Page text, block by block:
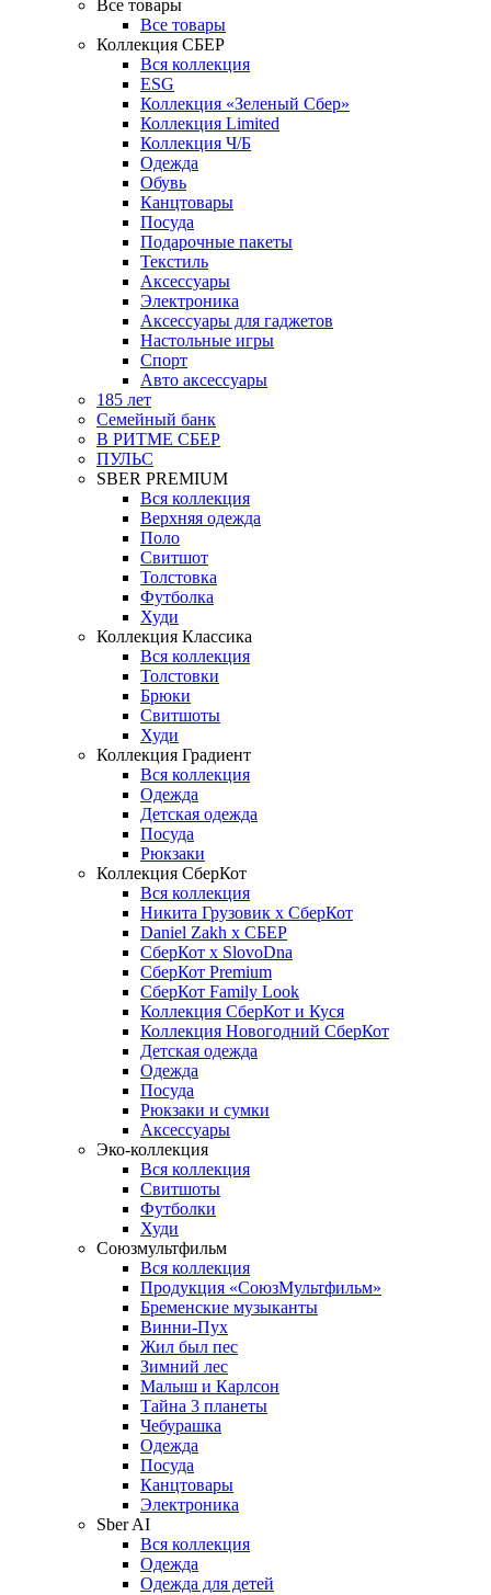
Все товары
Все товары
Коллекция СБЕР
Вся коллекция
ESG
Коллекция «Зеленый Сбер»
Коллекция Limited
Коллекция Ч/Б
Одежда
Обувь
Канцтовары
Посуда
Подарочные пакеты
Текстиль
Аксессуары
Электроника
Аксессуары для гаджетов
Настольные игры
Спорт
Авто аксессуары
185 лет
Семейный банк
В РИТМЕ СБЕР
ПУЛЬС
SBER PREMIUM
Вся коллекция
Верхняя одежда
Поло
Свитшот
Толстовка
Футболка
Худи
Коллекция Классика
Вся коллекция
Толстовки
Брюки
Свитшоты
Худи
Коллекция Градиент
Вся коллекция
Одежда
Детская одежда
Посуда
Рюкзаки
Коллекция СберКот
Вся коллекция
Никита Грузовик х СберКот
Daniel Zakh x СБЕР
СберКот x SlovoDna
СберКот Premium
СберКот Family Look
Коллекция СберКот и Куся
Коллекция Новогодний СберКот
Детская одежда
Одежда
Посуда
Рюкзаки и сумки
Аксессуары
Эко-коллекция
Вся коллекция
Свитшоты
Футболки
Худи
Союзмультфильм
Вся коллекция
Продукция «СоюзМультфильм»
Бременские музыканты
Винни-Пух
Жил был пес
Зимний лес
Малыш и Карлсон
Тайна 3 планеты
Чебурашка
Одежда
Посуда
Канцтовары
Электроника
Sber AI
Вся коллекция
Одежда
Одежда для детей